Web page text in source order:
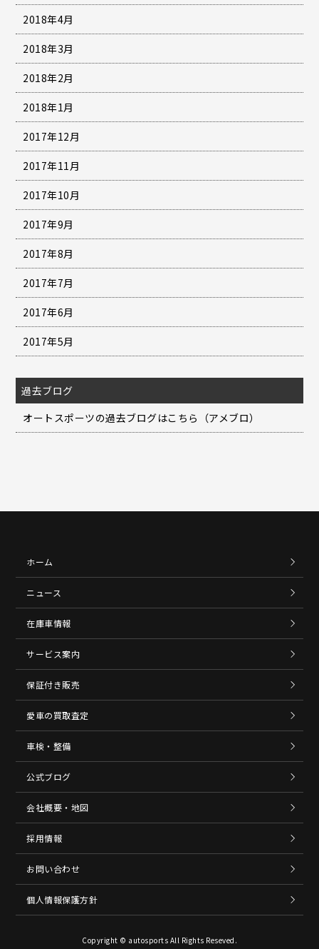
2018年4月
2018年3月
2018年2月
2018年1月
2017年12月
2017年11月
2017年10月
2017年9月
2017年8月
2017年7月
2017年6月
2017年5月
過去ブログ
オートスポーツの過去ブログはこちら（アメブロ）
ホーム
ニュース
在庫車情報
サービス案内
保証付き販売
愛車の買取査定
車検・整備
公式ブログ
会社概要・地図
採用情報
お問い合わせ
個人情報保護方針
Copyright © autosports All Rights Reseved.